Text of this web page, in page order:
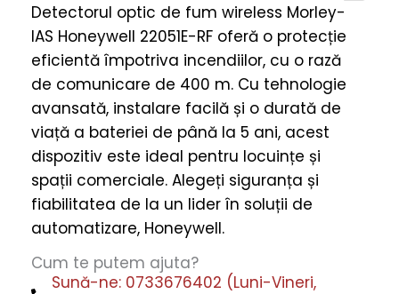
IAS
Honeywell
22051E-
RF
cu
Raza
de
Comunicare
400m
quantity
Detectorul optic de fum wireless Morley-
IAS Honeywell 22051E-RF oferă o protecție
eficientă împotriva incendiilor, cu o rază
de comunicare de 400 m. Cu tehnologie
avansată, instalare facilă și o durată de
viață a bateriei de până la 5 ani, acest
dispozitiv este ideal pentru locuințe și
spații comerciale. Alegeți siguranța și
fiabilitatea de la un lider în soluții de
automatizare, Honeywell.
Cum te putem ajuta?
Sună-ne: 0733676402 (Luni-Vineri,